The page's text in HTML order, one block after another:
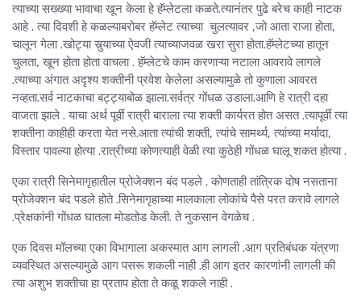
त्याच्या सख्ख्या भावाचा खून केला हे हॅम्लेटला कळते.त्यानंतर पुढे बरेच काही नाटक
आहे . त्या दिवशी हे कळल्याबरोबर हॅम्लेट त्याच्या चुलत्यावर ,जो आता राजा होता,
चालून गेला .खोट्या सुर्‍याच्या ऐवजी त्याच्याजवळ खरा सुरा होता.हॅम्लेटच्या हातून
चुलता, खून होता होता वाचला . हॅम्लेटचे काम करणाऱ्या नटाला आवरावे लागले
.त्याच्या अंगात अदृश्य शक्तीनी प्रवेश केलेला असल्यामुळे तो कुणाला आवरत
नव्हता.सर्व नाटकाचा बट्ट्याबोळ झाला.सर्वत्र गोंधळ उडाला.आणि हे रात्री दहा
वाजता झाले . याचा अर्थ पूर्वी रात्री बाराला त्या शक्ती कार्यरत होत असत .त्यापूर्वी त्या
शक्तीना काहीही करता येत नसे.आता त्यांची शक्ती, त्यांचे सामर्थ्य, त्यांच्या मर्यादा,
विस्तार पावल्या होत्या .रात्रीच्या कोणत्याही वेळी त्या कुठेही गोंधळ घालू शकत होत्या .
एका रात्री सिनेमागृहातील प्रोजेक्शन बंद पडले . कोणताही तांत्रिक दोष नसताना
प्रोजेक्शन बंद पडले होते .सिनेमागृहाच्या मालकाला लोकांचे पैसे परत करावे लागले
.प्रेक्षकांनी गोंधळ घातला मोडतोड केली. ते नुकसान वेगळेच .
एक दिवस मॉलच्या एका विभागाला अकस्मात आग लागली .आग प्रतिबंधक यंत्रणा
व्यवस्थित असल्यामुळे आग पसरू शकली नाही .ही आग इतर कारणांनी लागली की
त्या अशुभ शक्तीचा हा प्रताप होता ते कळू शकले नाही .